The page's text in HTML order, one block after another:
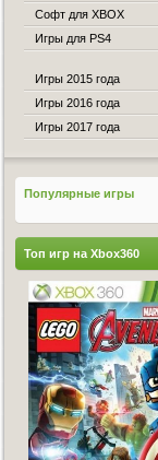
Софт для XBOX
Игры для PS4
Игры 2015 года
Игры 2016 года
Игры 2017 года
Популярные игры
Топ игр на Xbox360